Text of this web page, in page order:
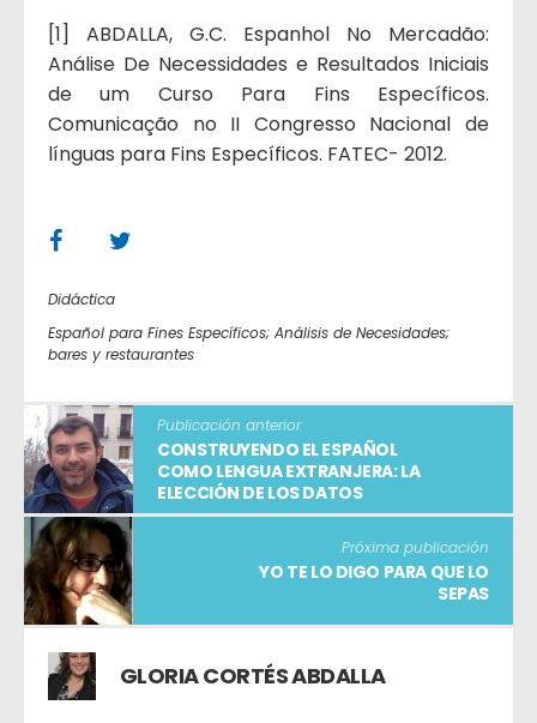
[1] ABDALLA, G.C. Espanhol No Mercadão:
Análise De Necessidades e Resultados Iniciais
de um Curso Para Fins Específicos.
Comunicação no II Congresso Nacional de
línguas para Fins Específicos. FATEC- 2012.
Didáctica
Español para Fines Específicos; Análisis de Necesidades;
bares y restaurantes
Publicación anterior
CONSTRUYENDO EL ESPAÑOL
COMO LENGUA EXTRANJERA: LA
ELECCIÓN DE LOS DATOS
Próxima publicación
YO TE LO DIGO PARA QUE LO
SEPAS
GLORIA CORTÉS ABDALLA